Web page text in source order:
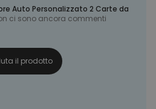
Auto Personalizzato 2 Carte da
ci sono ancora commenti
il prodotto